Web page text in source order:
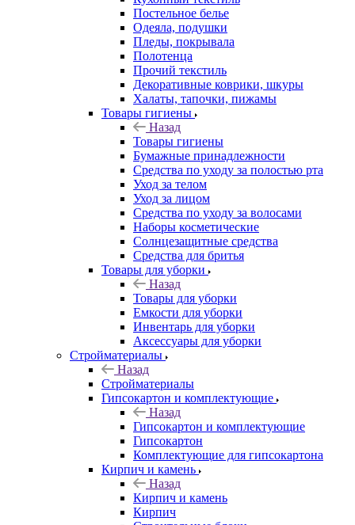
Постельное белье
Одеяла, подушки
Пледы, покрывала
Полотенца
Прочий текстиль
Декоративные коврики, шкуры
Халаты, тапочки, пижамы
Товары гигиены
Назад
Товары гигиены
Бумажные принадлежности
Средства по уходу за полостью рта
Уход за телом
Уход за лицом
Средства по уходу за волосами
Наборы косметические
Солнцезащитные средства
Средства для бритья
Товары для уборки
Назад
Товары для уборки
Емкости для уборки
Инвентарь для уборки
Аксессуары для уборки
Стройматериалы
Назад
Стройматериалы
Гипсокартон и комплектующие
Назад
Гипсокартон и комплектующие
Гипсокартон
Комплектующие для гипсокартона
Кирпич и камень
Назад
Кирпич и камень
Кирпич